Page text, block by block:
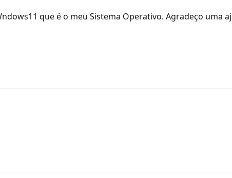
que é o meu Sistema Operativo. Agradeço uma